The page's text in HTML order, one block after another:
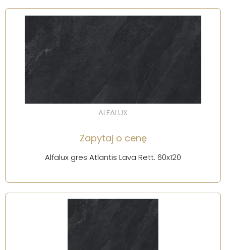
ALFALUX
Zapytaj o cenę
Alfalux gres Atlantis Lava Rett. 60x120